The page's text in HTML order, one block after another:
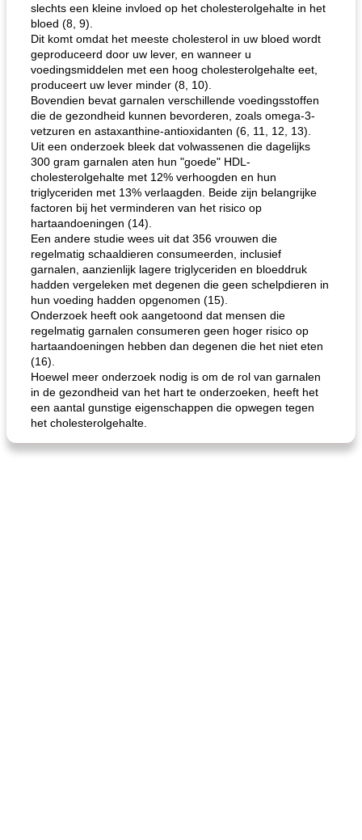
slechts een kleine invloed op het cholesterolgehalte in het
bloed (8, 9).
Dit komt omdat het meeste cholesterol in uw bloed wordt
geproduceerd door uw lever, en wanneer u
voedingsmiddelen met een hoog cholesterolgehalte eet,
produceert uw lever minder (8, 10).
Bovendien bevat garnalen verschillende voedingsstoffen
die de gezondheid kunnen bevorderen, zoals omega-3-
vetzuren en astaxanthine-antioxidanten (6, 11, 12, 13).
Uit een onderzoek bleek dat volwassenen die dagelijks
300 gram garnalen aten hun "goede" HDL-
cholesterolgehalte met 12% verhoogden en hun
triglyceriden met 13% verlaagden. Beide zijn belangrijke
factoren bij het verminderen van het risico op
hartaandoeningen (14).
Een andere studie wees uit dat 356 vrouwen die
regelmatig schaaldieren consumeerden, inclusief
garnalen, aanzienlijk lagere triglyceriden en bloeddruk
hadden vergeleken met degenen die geen schelpdieren in
hun voeding hadden opgenomen (15).
Onderzoek heeft ook aangetoond dat mensen die
regelmatig garnalen consumeren geen hoger risico op
hartaandoeningen hebben dan degenen die het niet eten
(16).
Hoewel meer onderzoek nodig is om de rol van garnalen
in de gezondheid van het hart te onderzoeken, heeft het
een aantal gunstige eigenschappen die opwegen tegen
het cholesterolgehalte.